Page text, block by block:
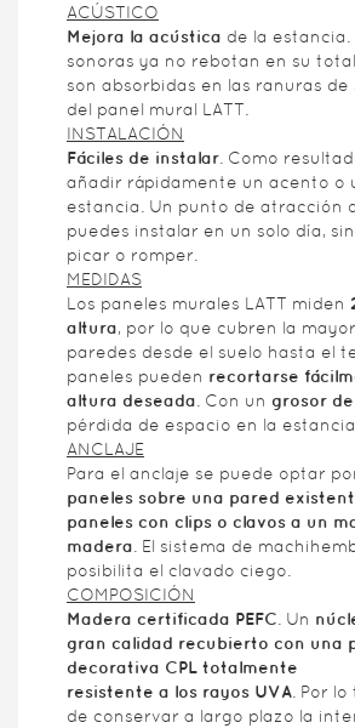
ACÚSTICO
Mejora la acústica de la estancia.
sonoras ya no rebotan en su
son absorbidas en las ranuras de
del panel mural LATT.
INSTALACIÓN
Fáciles de instalar . Como
añadir rápidamente un acento o
estancia. Un punto de atracción
puedes instalar en un solo día,
picar o romper.
MEDIDAS
Los paneles murales LATT miden
altura, por lo que cubren la
paredes desde el suelo hasta el
paneles pueden recortarse
altura deseada . Con un grosor
pérdida de espacio en la estancia
ANCLAJE
Para el anclaje se puede optar
paneles sobre una pared
paneles con clips o clavos a un
madera . El sistema de
posibilita el clavado ciego.
COMPOSICIÓN
Madera certificada PEFC . Un
gran calidad recubierto con una
decorativa CPL totalmente
resistente a los rayos UVA . Por
de conservar a largo plazo la